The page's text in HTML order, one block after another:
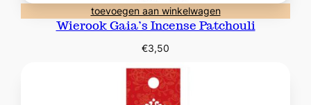
toevoegen aan winkelwagen
Wierook Gaia’s Incense Patchouli
€3,50